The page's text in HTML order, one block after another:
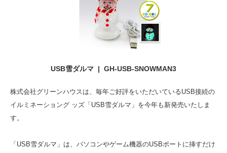
USB雪ダルマ | GH-USB-SNOWMAN3
株式会社グリーンハウスは、毎年ご好評をいただいているUSB接続の
イルミネーショング ッズ「USB雪ダルマ」を今年も新発売いたしま
す。
「USB雪ダルマ」は、パソコンやゲーム機器のUSBポートに挿すだけ